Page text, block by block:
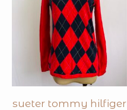
sueter tommy hilfiger